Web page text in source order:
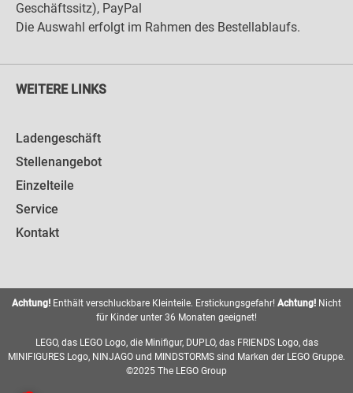
Geschäftssitz), PayPal
Die Auswahl erfolgt im Rahmen des Bestellablaufs.
WEITERE LINKS
Ladengeschäft
Stellenangebot
Einzelteile
Service
Kontakt
Achtung! Enthält verschluckbare Kleinteile. Erstickungsgefahr! Achtung! Nicht
für Kinder unter 36 Monaten geeignet!
LEGO, das LEGO Logo, die Minifigur, DUPLO, das FRIENDS Logo, das
MINIFIGURES Logo, NINJAGO und MINDSTORMS sind Marken der LEGO Gruppe.
©2025 The LEGO Group